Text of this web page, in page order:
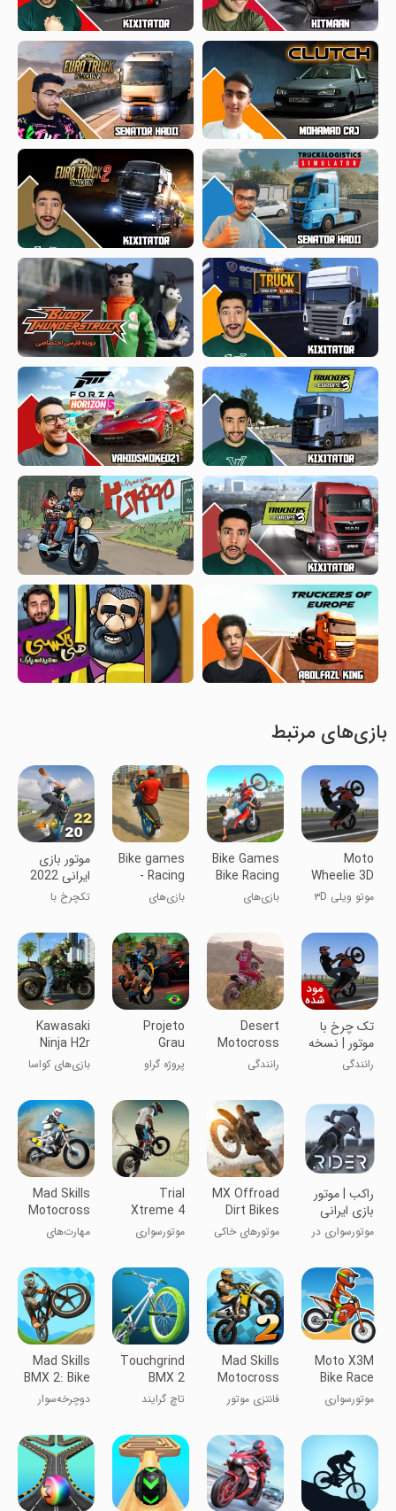
بازی‌های مرتبط
Moto
Wheelie 3D
موتو ویلی ۳D
Bike Games
Bike Racing
Games
بازی‌های
مسابقه‌ای
دوچرخه
Bike games
- Racing
games
بازی‌های
بازی‌های
مسابقه‌ای
‏موتور بازی
ایرانی 2022
تکچرخ با
تک چرخ با
موتور | نسخه
مود شده
رانندگی
Desert
Motocross
Bike Stunts
رانندگی
Projeto
Grau
پروژه گراو
Kawasaki
Ninja H2r
Games 3D
بازی‌های کواسا
۳D
راکب | موتور
بازی ایرانی
موتورسواری در
MX Offroad
Dirt Bikes
Unleashed
Enduro
موتورهای خاکی
MX آزاد شده
Trial
Xtreme 4
Bike Racing
موتورسواری
Mad Skills
Motocross
3
مهارت‌های
موتورکراس ۳
Moto X3M
Bike Race
Game
موتورسواری
Mad Skills
Motocross
2
فانتزی موتور
Touchgrind
BMX 2
تاچ گرایند
Mad Skills
BMX 2: Bike
Game
دوچرخه‌سوار